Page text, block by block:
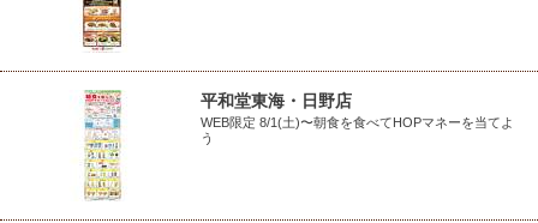
平和堂東海・日野店
WEB限定 8/1(土)〜朝食を食べてHOPマネーを当てよ
う